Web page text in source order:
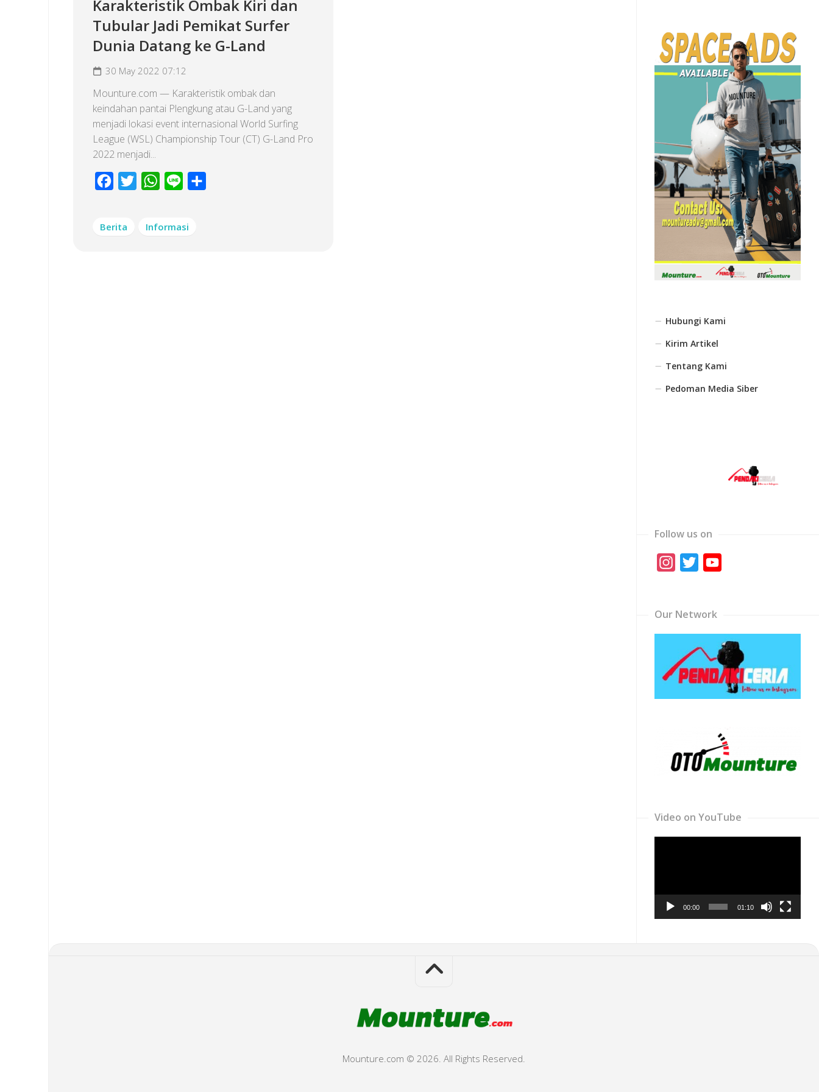
Karakteristik Ombak Kiri dan
Tubular Jadi Pemikat Surfer
Dunia Datang ke G-Land
30 May 2022 07:12
Mounture.com — Karakteristik ombak dan
keindahan pantai Plengkung atau G-Land yang
menjadi lokasi event internasional World Surfing
League (WSL) Championship Tour (CT) G-Land Pro
2022 menjadi...
Facebook
Twitter WhatsApp
Line
Berita Informasi
Hubungi Kami
Kirim Artikel
Tentang Kami
Pedoman Media Siber
Follow us on
Instagram
Twitter
Our Network
Video on YouTube
00:00 01:10
Mounture.com © 2026. All Rights Reserved.